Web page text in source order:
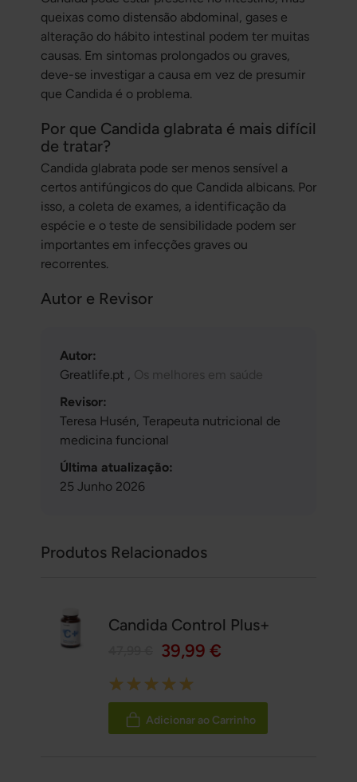
queixas como distensão abdominal, gases e
alteração do hábito intestinal podem ter muitas
causas. Em sintomas prolongados ou graves,
deve-se investigar a causa em vez de presumir
que Candida é o problema.
Por que Candida glabrata é mais difícil
de tratar?
Candida glabrata pode ser menos sensível a
certos antifúngicos do que Candida albicans. Por
isso, a coleta de exames, a identificação da
espécie e o teste de sensibilidade podem ser
importantes em infecções graves ou
recorrentes.
Autor e Revisor
Autor:
Greatlife.pt , Os melhores em saúde
Revisor:
Teresa Husén, Terapeuta nutricional de
medicina funcional
Última atualização:
25 Junho 2026
Produtos Relacionados
Candida Control Plus+
39,99 €
Rating:
100%
Adicionar ao Carrinho